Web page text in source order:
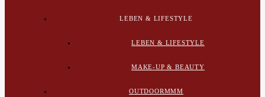
LEBEN & LIFESTYLE
LEBEN & LIFESTYLE
MAKE-UP & BEAUTY
OUTDOORMMM